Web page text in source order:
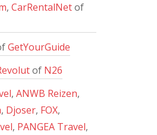
, CarRentalNetof
GetYourGuide
of N26
, ANWB Reizen,
, Djoser, FOX,
, PANGEA Travel,